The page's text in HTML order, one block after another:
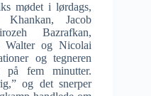
mødet i lørdags,
Jacob
Bazrafkan,
Walter og Nicolai
og tegneren
på fem minutter.
og det snerper